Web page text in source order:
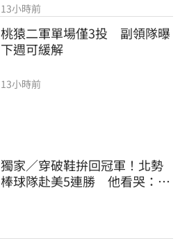
13小時前
桃猿二軍單場僅3投　副領隊曝
下週可緩解
13小時前
獨家／穿破鞋拚回冠軍！北勢
棒球隊赴美5連勝 他看哭：台